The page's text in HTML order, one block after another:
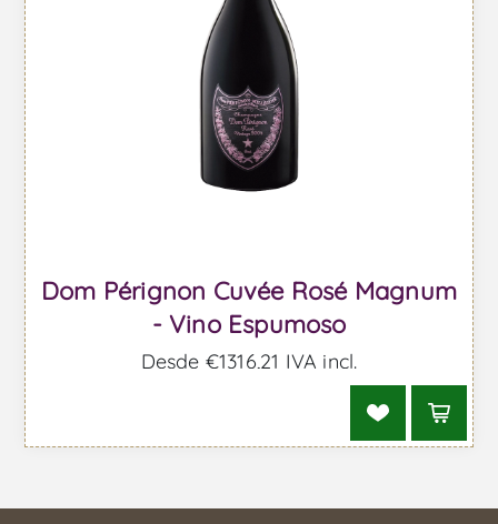
Dom Pérignon Cuvée Rosé Magnum
- Vino Espumoso
Desde €1316,21 IVA incl.